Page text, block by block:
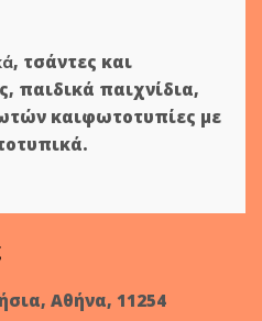
, τσάντες και
, παιδικά παιχνίδια,
καιφωτοτυπίες με
Αθήνα, 11254